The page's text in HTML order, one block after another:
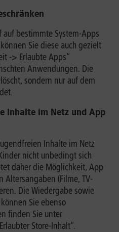
bestimmte System-Apps
Sie diese auch gezielt
-> Erlaubte Apps“
Anwendungen. Die
sondern nur auf dem
Inhalte im Netz und App
Inhalte im Netz
nicht unbedingt sich
daher die Möglichkeit, App
(Filme, TV-
Die Wiedergabe sowie
Sie ebenso
finden Sie unter
Store-Inhalt“.